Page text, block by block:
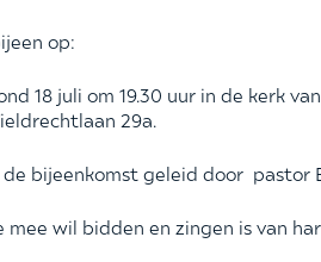
op:
18 juli om 19.30 uur in de kerk
29a.
bijeenkomst geleid door pastor
mee wil bidden en zingen is van